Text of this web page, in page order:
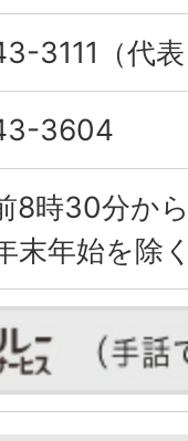
3111（代
3604
8時30分か
末年始を除